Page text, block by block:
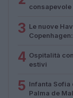
consapevole
3 Le nuove
4 Ospitalità
estivi
5 Infanta Sofia
Palma de